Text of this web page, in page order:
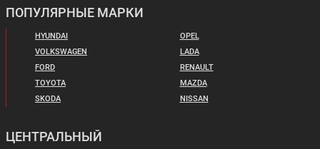
ПОПУЛЯРНЫЕ МАРКИ
HYUNDAI
VOLKSWAGEN
FORD
TOYOTA
SKODA
OPEL
LADA
RENAULT
MAZDA
NISSAN
ЦЕНТРАЛЬНЫЙ